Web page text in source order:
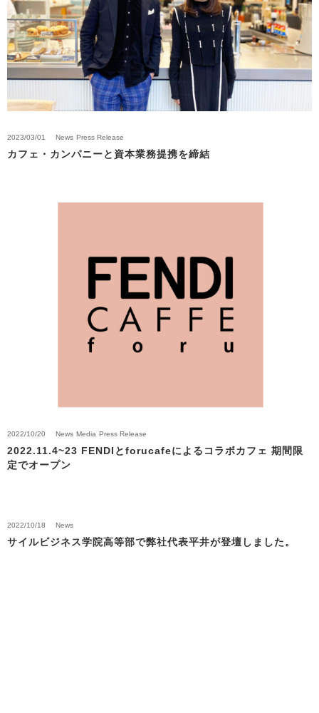
2023/03/01 News Press Release
カフェ・カンパニーと資本業務提携を締結
2022/10/20 News Media Press Release
2022.11.4~23 FENDIとforucafeによるコラボカフェ 期間限
定でオープン